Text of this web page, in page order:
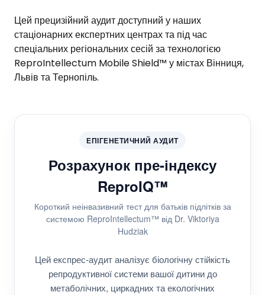
Цей прецизійний аудит доступний у наших
стаціонарних експертних центрах та під час
спеціальних регіональних сесій за технологією
ReproIntellectum Mobile Shield™ у містах Вінниця,
Львів та Тернопіль.
ЕПІГЕНЕТИЧНИЙ АУДИТ
Розрахунок пре-індексу
ReproIQ™
Короткий неінвазивний тест для батьків підлітків за
системою ReproIntellectum™ від Dr. Viktoriya
Hudziak
Цей експрес-аудит аналізує біологічну стійкість
репродуктивної системи вашої дитини до
метаболічних, циркадних та екологічних